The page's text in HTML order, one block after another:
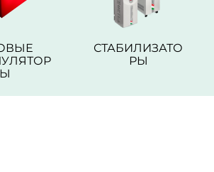
Ы
СТАБИЛИЗАТО
РЫ